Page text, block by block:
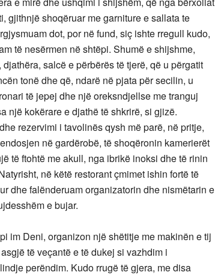
gjithnjë shoqëruar me garniture e sallata te
dot, por në fund, siç ishte rregull kudo,
të nesërmen në shtëpi. Shumë e shijshme,
salcë e përbërës të tjerë, që u përgatit
tonë dhe që, ndarë në pjata për secilin, u
të jepej dhe një oreksndjellse me tranguj
një kokërare e djathë të shkrirë, si gjizë.
rezervimi i tavolinës qysh më parë, në pritje,
në gardërobë, të shoqëronin kamerierët
të ftohtë me akull, nga ibrikë inoksi dhe të rinin
në këtë restorant çmimet ishin fortë të
dhe falënderuam organizatorin dhe nismëtarin e
e bujar.
im Deni, organizon një shëtitje me makinën e tij
të veçantë e të dukej si vazhdim i
perëndim. Kudo rrugë të gjera, me disa